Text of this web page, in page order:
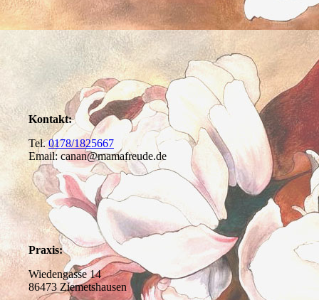
Kontakt:
Tel.0178/1825667
Email: canan@mamafreude.de
Praxis:
Wiedengasse 14
86473 Ziemetshausen